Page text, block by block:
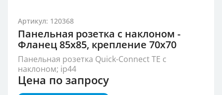
Артикул: 120368
Панельная розетка с наклоном -
Фланец 85x85, крепление 70x70
Панельная розетка Quick-Connect TE с
наклоном; ip44
Цена по запросу